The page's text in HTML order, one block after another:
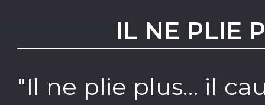
IL NE PLIE
"Il ne plie plus… il